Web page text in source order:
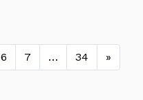
entradas
6 7 … 34 »